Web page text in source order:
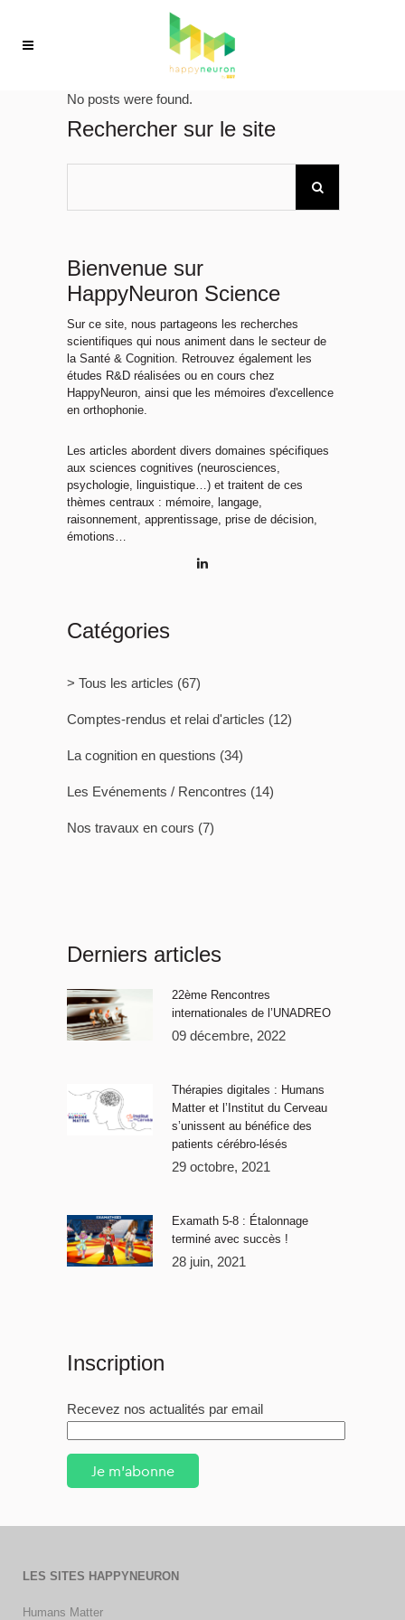
No posts were found.
Rechercher sur le site
Bienvenue sur
HappyNeuron Science
Sur ce site, nous partageons les recherches
scientifiques qui nous animent dans le secteur de
la Santé & Cognition. Retrouvez également les
études R&D réalisées ou en cours chez
HappyNeuron, ainsi que les mémoires d'excellence
en orthophonie.
Les articles abordent divers domaines spécifiques
aux sciences cognitives (neurosciences,
psychologie, linguistique…) et traitent de ces
thèmes centraux : mémoire, langage,
raisonnement, apprentissage, prise de décision,
émotions…
Catégories
> Tous les articles (67)
Comptes-rendus et relai d'articles (12)
La cognition en questions (34)
Les Evénements / Rencontres (14)
Nos travaux en cours (7)
Derniers articles
22ème Rencontres
internationales de l’UNADREO
09 décembre, 2022
Thérapies digitales : Humans
Matter et l’Institut du Cerveau
s’unissent au bénéfice des
patients cérébro-lésés
29 octobre, 2021
Examath 5-8 : Étalonnage
terminé avec succès !
28 juin, 2021
Inscription
Recevez nos actualités par email
Je m'abonne
LES SITES HAPPYNEURON
Humans Matter